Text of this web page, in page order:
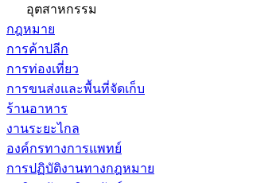
อุตสาหกรรม
กฎหมาย
การค้าปลีก
การท่องเที่ยว
การขนส่งและพื้นที่จัดเก็บ
ร้านอาหาร
งานระยะไกล
องค์กรทางการแพทย์
การปฏิบัติงานทางกฎหมาย